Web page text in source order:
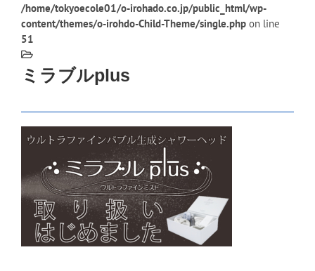
/home/tokyoecole01/o-irohado.co.jp/public_html/wp-
content/themes/o-irohdo-Child-Theme/single.php on line
51
ミラブルplus